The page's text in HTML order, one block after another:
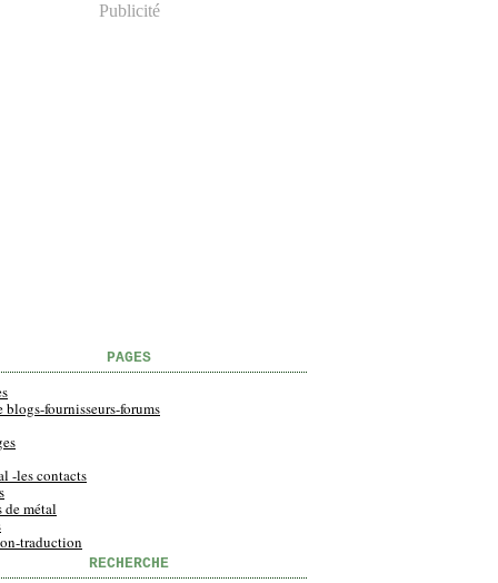
Publicité
PAGES
blogs-fournisseurs-forums
-les contacts
de métal
traduction
RECHERCHE